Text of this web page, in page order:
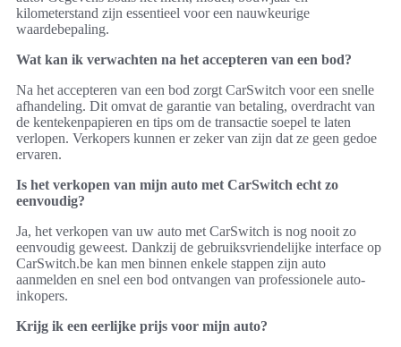
kilometerstand zijn essentieel voor een nauwkeurige
waardebepaling.
Wat kan ik verwachten na het accepteren van een bod?
Na het accepteren van een bod zorgt CarSwitch voor een snelle
afhandeling. Dit omvat de garantie van betaling, overdracht van
de kentekenpapieren en tips om de transactie soepel te laten
verlopen. Verkopers kunnen er zeker van zijn dat ze geen gedoe
ervaren.
Is het verkopen van mijn auto met CarSwitch echt zo
eenvoudig?
Ja, het verkopen van uw auto met CarSwitch is nog nooit zo
eenvoudig geweest. Dankzij de gebruiksvriendelijke interface op
CarSwitch.be kan men binnen enkele stappen zijn auto
aanmelden en snel een bod ontvangen van professionele auto-
inkopers.
Krijg ik een eerlijke prijs voor mijn auto?